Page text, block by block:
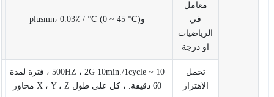
معامل
في
الرياضيات
او درجة
وplusmn، 0.03٪ / ℃ (0 ~ 45 ℃)
تحمل
الاهتزاز
10 ~ 500HZ ، 2G 10min./1cycle ، فترة لمدة
60 دقيقة. ، كل على طول X ، Y ، Z محاور